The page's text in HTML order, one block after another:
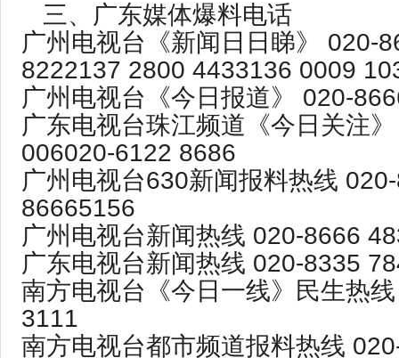
三、广东媒体爆料电话
广州电视台《新闻日日睇》 020-
8222137 2800 4433136 0009
广州电视台《今日报道》 020-
广东电视台珠江频道《今日关注
006020-6122 8686
广州电视台630新闻报料热线
86665156
广州电视台新闻热线 020-8666
广东电视台新闻热线 020-8335
南方电视台《今日一线》民生热
3111
南方电视台都市频道报料热线